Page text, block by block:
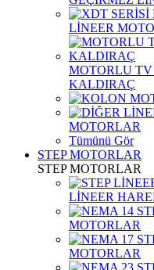
LİNEER
MOTORLU
KALDIRAÇ
MOTORLAR
Tümünü Gör
STEP MOTORLAR
STEP MOTORLAR
LİNEER
MOTORLAR
MOTORLAR